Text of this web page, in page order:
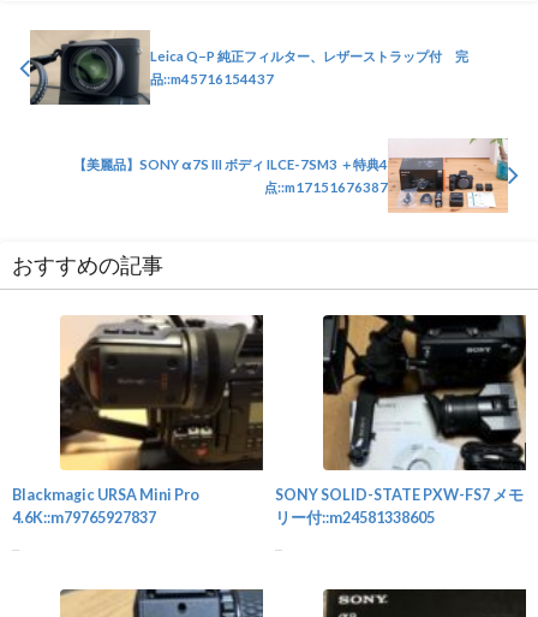
Leica Q−P 純正フィルター、レザーストラップ付 完
品::m45716154437
【美麗品】SONY α7S III ボディ ILCE-7SM3 ＋特典4
点::m17151676387
おすすめの記事
Blackmagic URSA Mini Pro
4.6K::m79765927837
SONY SOLID-STATE PXW-FS7 メモ
リー付::m24581338605